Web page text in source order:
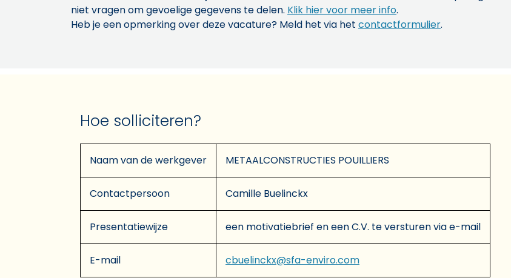
niet vragen om gevoelige gegevens te delen. Klik hier voor meer info.
Heb je een opmerking over deze vacature? Meld het via het contactformulier.
Hoe solliciteren?
Naam van de werkgever METAALCONSTRUCTIES POUILLIERS
Contactpersoon Camille Buelinckx
Presentatiewijze een motivatiebrief en een C.V. te versturen via e-mail
E-mail cbuelinckx@sfa-enviro.com